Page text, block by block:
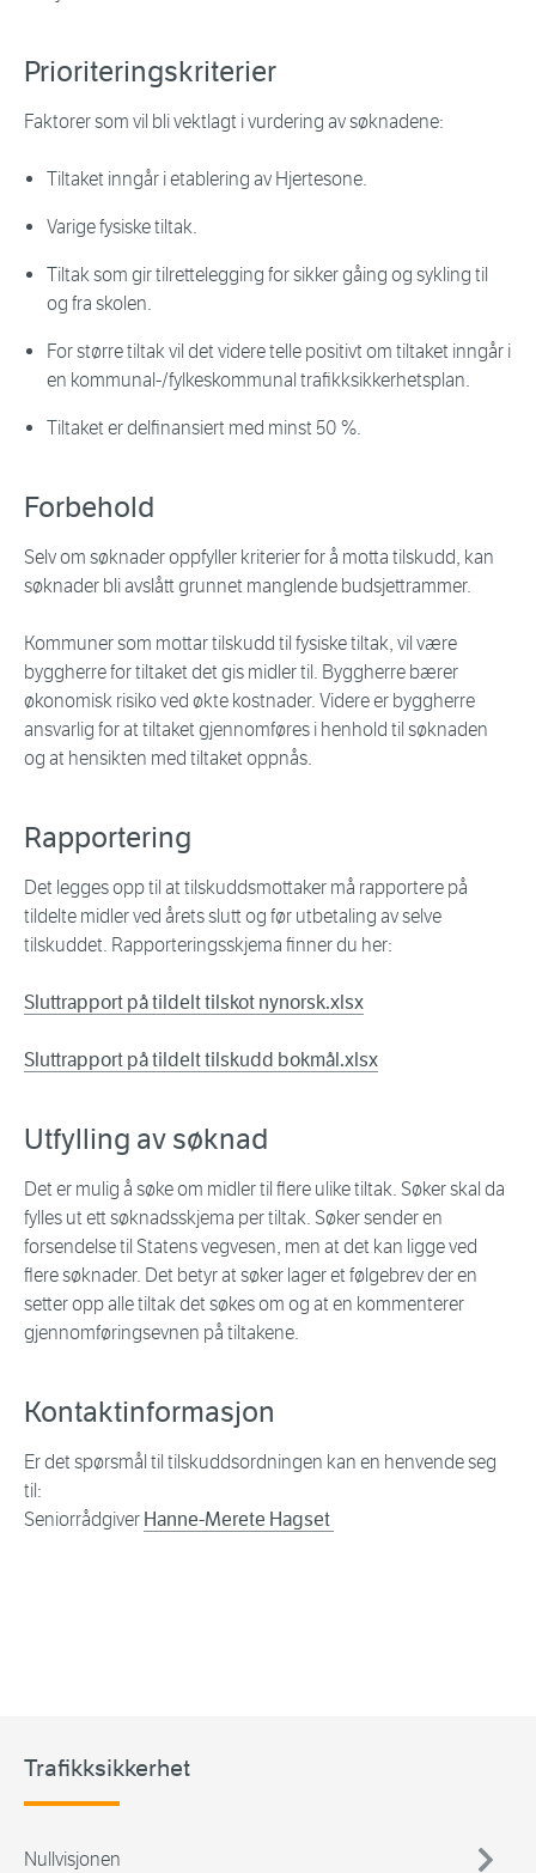
Prioriteringskriterier
Faktorer som vil bli vektlagt i vurdering av søknadene:
Tiltaket inngår i etablering av Hjertesone.
Varige fysiske tiltak.
Tiltak som gir tilrettelegging for sikker gåing og sykling til
og fra skolen.
For større tiltak vil det videre telle positivt om tiltaket inngår i
en kommunal-/fylkeskommunal trafikksikkerhetsplan.
Tiltaket er delfinansiert med minst 50 %.
Forbehold
Selv om søknader oppfyller kriterier for å motta tilskudd, kan
søknader bli avslått grunnet manglende budsjettrammer.
Kommuner som mottar tilskudd til fysiske tiltak, vil være
byggherre for tiltaket det gis midler til. Byggherre bærer
økonomisk risiko ved økte kostnader. Videre er byggherre
ansvarlig for at tiltaket gjennomføres i henhold til søknaden
og at hensikten med tiltaket oppnås.
Rapportering
Det legges opp til at tilskuddsmottaker må rapportere på
tildelte midler ved årets slutt og før utbetaling av selve
tilskuddet. Rapporteringsskjema finner du her:
Sluttrapport på tildelt tilskot nynorsk.xlsx
Sluttrapport på tildelt tilskudd bokmål.xlsx
Utfylling av søknad
Det er mulig å søke om midler til flere ulike tiltak. Søker skal da
fylles ut ett søknadsskjema per tiltak. Søker sender en
forsendelse til Statens vegvesen, men at det kan ligge ved
flere søknader. Det betyr at søker lager et følgebrev der en
setter opp alle tiltak det søkes om og at en kommenterer
gjennomføringsevnen på tiltakene.
Kontaktinformasjon
Er det spørsmål til tilskuddsordningen kan en henvende seg
til:
Seniorrådgiver Hanne-Merete Hagset
Trafikksikkerhet
Nullvisjonen